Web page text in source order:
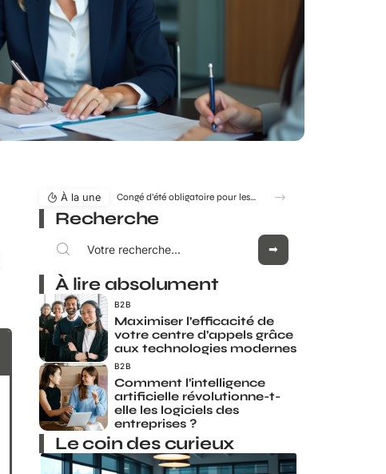
À la une Congé d’été obligatoire pour les salariés : mythe ou réalité ?
Recherche
À lire absolument
B2B
Maximiser l’efficacité de
votre centre d’appels grâce
aux technologies modernes
B2B
Comment l’intelligence
artificielle révolutionne-t-
elle les logiciels des
entreprises ?
Le coin des curieux